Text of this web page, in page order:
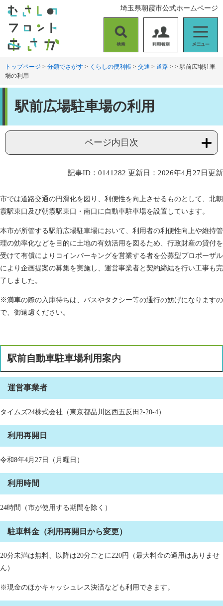
す
。
し
て
索
用
者
ニ
ュ
埼玉県朝霞市公式ホームページ
トップページ > 分類でさがす > くらしの便利帳 > 交通 > 道路 > >駅前広場駐車
場の利用
駅前広場駐車場の利用
ページ内目次
記事ID：0141282 更新日：2026年4月27日更新
市では道路交通の円滑化を図り、利便性を向上させるものとして、北朝
霞駅東口及び朝霞駅東口・南口に自動車駐車場を設置しています。
本市が所管する駅前広場駐車場において、利用者の利便性向上や維持管
理の効率化などを目的に土地の有効活用を図るため、行政財産の貸付を
受けて有償によりコインパーキングを営業する者を公募型プロポーザル
により企画提案の募集を実施し、運営事業者と契約締結を行い工事も完
了しました。
※満車の際の入庫待ちは、バスやタクシー等の通行の妨げになりますの
で、御遠慮ください。
駅前自動車駐車場利用案内
運営事業者
タイムズ24株式会社（東京都品川区西五反田2-20-4）
利用再開日
令和8年4月27日（月曜日）
利用時間
24時間（市が使用する期間を除く）
駐車料金（利用再開日から変更）
20分未満は無料、以降は20分ごとに220円（最大料金の適用はありませ
ん）
※現金のほかキャッシュレス決済なども利用できます。